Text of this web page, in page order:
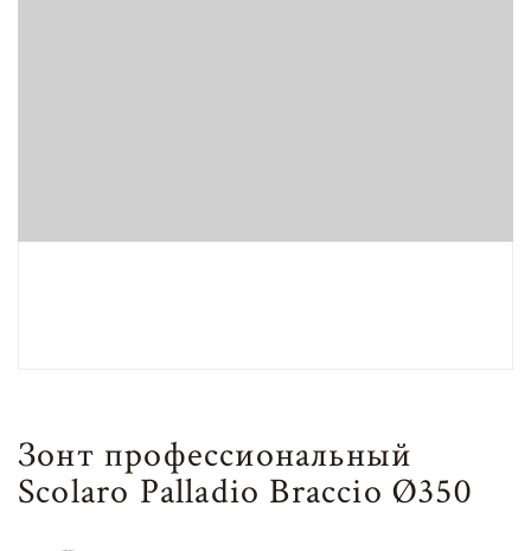
Зонт профессиональный
Scolaro Palladio Braccio Ø350